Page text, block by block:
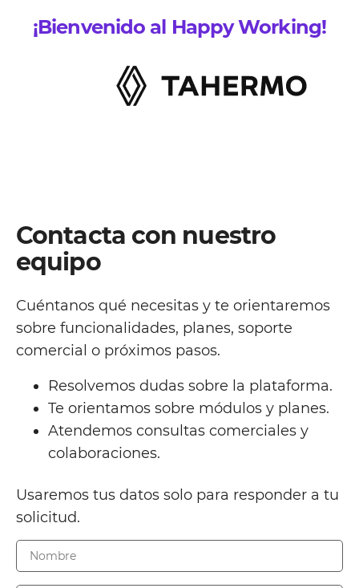
¡Bienvenido al Happy Working!
Contacta con nuestro
equipo
Cuéntanos qué necesitas y te orientaremos
sobre funcionalidades, planes, soporte
comercial o próximos pasos.
Resolvemos dudas sobre la plataforma.
Te orientamos sobre módulos y planes.
Atendemos consultas comerciales y
colaboraciones.
Usaremos tus datos solo para responder a tu
solicitud.